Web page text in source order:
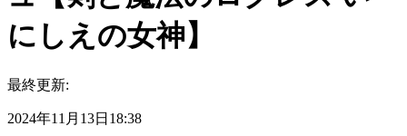
にしえの女神】
最終更新:
2024年11月13日18:38